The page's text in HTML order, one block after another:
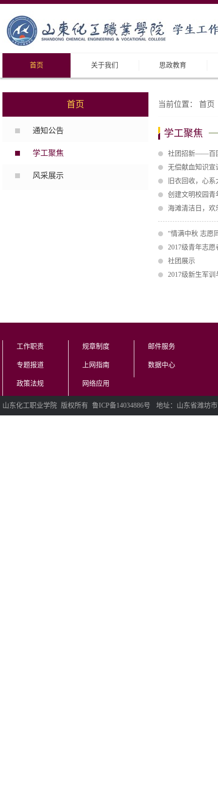
首页 关于我们 思政教育
首页
通知公告
学工聚焦
风采展示
当前位置： 首页
学工聚焦
社团招新——百
无偿献血知识宣
旧衣回收，心系
创建文明校园青
海滩清洁日，欢
“情满中秋 志愿
2017级青年志
社团展示
2017级新生军
工作职责
专题报道
政策法规
规章制度
上网指南
网络应用
邮件服务
数据中心
山东化工职业学院 版权所有 鲁ICP备14034886号 地址：山东省潍坊